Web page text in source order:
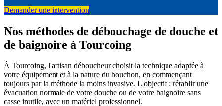
Demander une intervention
Nos méthodes de débouchage de douche et
de baignoire à Tourcoing
À Tourcoing, l'artisan déboucheur choisit la technique adaptée à
votre équipement et à la nature du bouchon, en commençant
toujours par la méthode la moins invasive. L'objectif : rétablir une
évacuation normale de votre douche ou de votre baignoire sans
casse inutile, avec un matériel professionnel.